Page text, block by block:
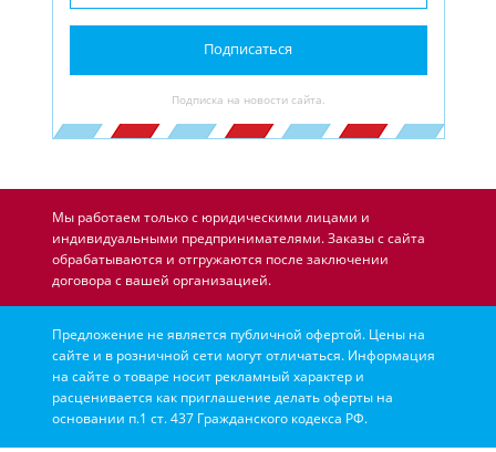
Подписаться
Подписка на новости сайта.
Мы работаем только с юридическими лицами и
индивидуальными предпринимателями. Заказы с сайта
обрабатываются и отгружаются после заключении
договора с вашей организацией.
Предложение не является публичной офертой. Цены на
сайте и в розничной сети могут отличаться. Информация
на сайте о товаре носит рекламный характер и
расценивается как приглашение делать оферты на
основании п.1 ст. 437 Гражданского кодекса РФ.